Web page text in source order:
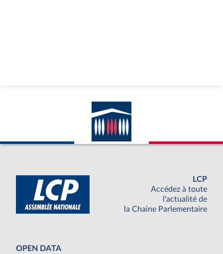
LCP
Accédez à toute
l'actualité de
la Chaine Parlementaire
OPEN DATA